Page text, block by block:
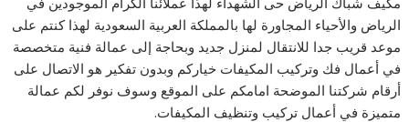
الرياض والأحياء المجاورة لها بالمملكة العربية السعودية لهذا كنتم على
موعد قريب جدا للانتقال لمنزل جديد وبحاجة إلى عمالة فنية متخصصة
في أعمال فك وتركيب المكيفات خياركم وبدون تفكير هو الاتصال على
أرقام شركتنا الموضحة امامكم على الموقع وسوف نوفر لكم عمالة
متميزة في أعمال تركيب وتنظيف المكيفات.